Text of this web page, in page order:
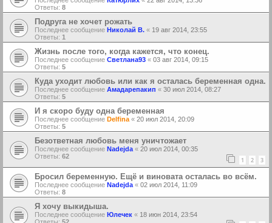
Ответы: 8
Подруга не хочет рожать
Последнее сообщение Николай В. « 19 авг 2014, 23:55
Ответы: 1
Жизнь после того, когда кажется, что конец.
Последнее сообщение Светлана93 « 03 авг 2014, 09:15
Ответы: 5
Куда уходит любовь или как я осталась беременная одна.
Последнее сообщение Амадарепакип « 30 июл 2014, 08:27
Ответы: 5
И я скоро буду одна беременная
Последнее сообщение Delfina « 20 июл 2014, 20:09
Ответы: 5
Безответная любовь меня уничтожает
Последнее сообщение Nadejda « 20 июл 2014, 00:35
Ответы: 62 1 2 3
Бросил беременную. Ещё и виновата осталась во всём.
Последнее сообщение Nadejda « 02 июл 2014, 11:09
Ответы: 8
Я хочу выкидыша.
Последнее сообщение Юлечек « 18 июн 2014, 23:54